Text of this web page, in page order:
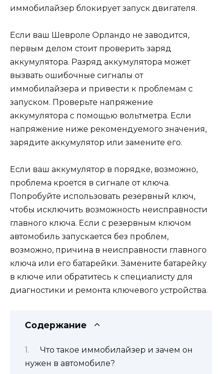
иммобилайзер блокирует запуск двигателя.
Если ваш Шевроле Орландо не заводится,
первым делом стоит проверить заряд
аккумулятора. Разряд аккумулятора может
вызвать ошибочные сигналы от
иммобилайзера и привести к проблемам с
запуском. Проверьте напряжение
аккумулятора с помощью вольтметра. Если
напряжение ниже рекомендуемого значения,
зарядите аккумулятор или замените его.
Если ваш аккумулятор в порядке, возможно,
проблема кроется в сигнале от ключа.
Попробуйте использовать резервный ключ,
чтобы исключить возможность неисправности
главного ключа. Если с резервным ключом
автомобиль запускается без проблем,
возможно, причина в неисправности главного
ключа или его батарейки. Замените батарейку
в ключе или обратитесь к специалисту для
диагностики и ремонта ключевого устройства.
Содержание
Что такое иммобилайзер и зачем он
нужен в автомобиле?